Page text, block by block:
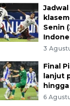
Senin
3
Final
lanjut
6